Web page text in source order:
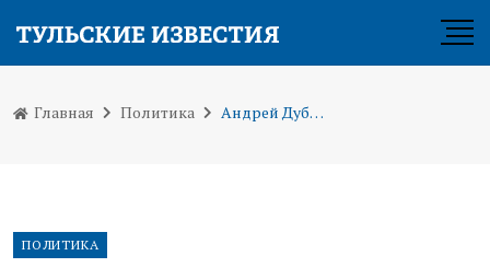
Главная Политика Андрей Дубровский подал документы на участие в предварительном голосовании «Единой России»
ПОЛИТИКА